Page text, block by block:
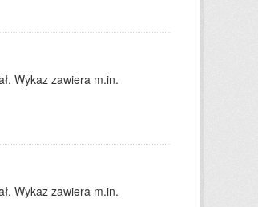
Wykaz zawiera m.in.
Wykaz zawiera m.in.